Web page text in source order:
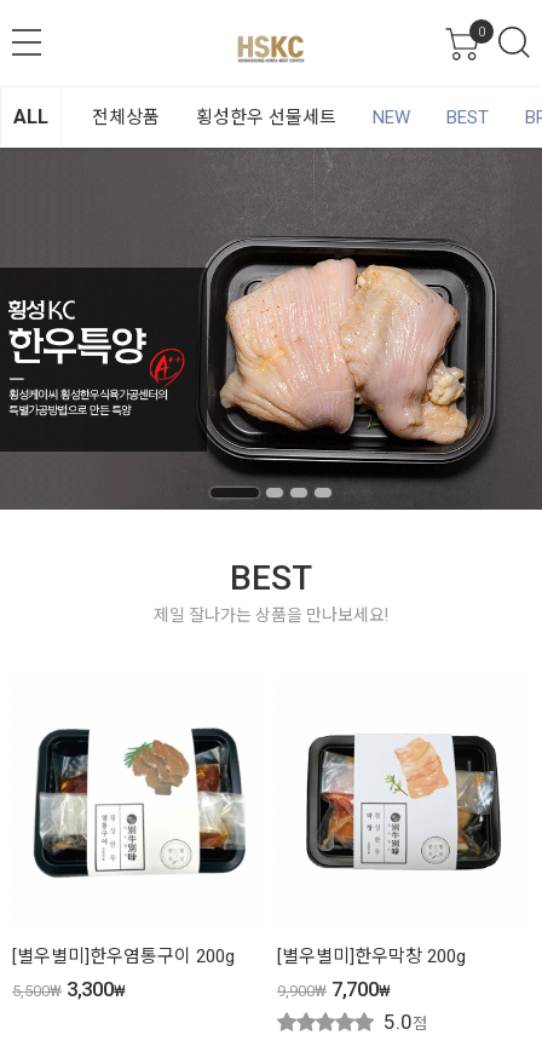
0
ALL 전체상품 횡성한우 선물세트 NEW BEST
BEST
제일 잘나가는 상품을 만나보세요!
[별우별미]한우염통구이 200g
5,500₩ 3,300₩
[별우별미]한우막창 200g
9,900₩ 7,700₩
5.0점